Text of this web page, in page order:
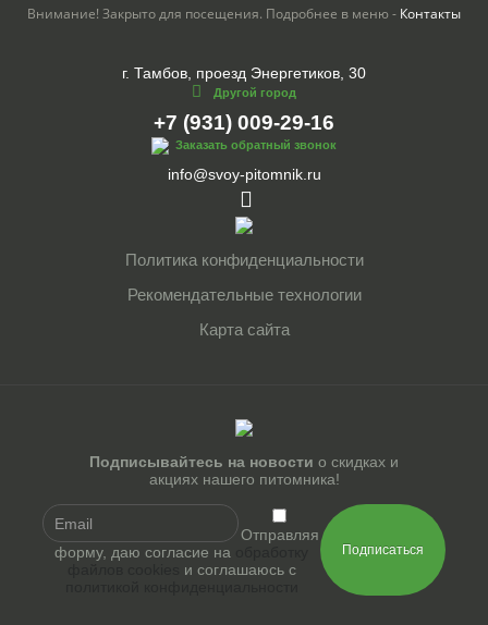
Внимание! Закрыто для посещения. Подробнее в меню - Контакты
г. Тамбов, проезд Энергетиков, 30
Другой город
+7 (931) 009-29-16
Заказать обратный звонок
info@svoy-pitomnik.ru
Политика конфиденциальности
Рекомендательные технологии
Карта сайта
Подписывайтесь на новости о скидках и
акциях нашего питомника!
Отправляя
форму, даю согласие на
и соглашаюсь с
Подписаться